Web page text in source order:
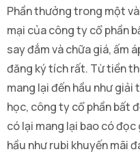
Phần thưởng trong một
mại của công ty cổ phần
say đắm và chữa giá, ấm
đăng ký tích rất. Từ tiền
mang lại đến hầu như
học, công ty cổ phần bất
có lại mang lại bao có
hầu như rubi khuyến mãi